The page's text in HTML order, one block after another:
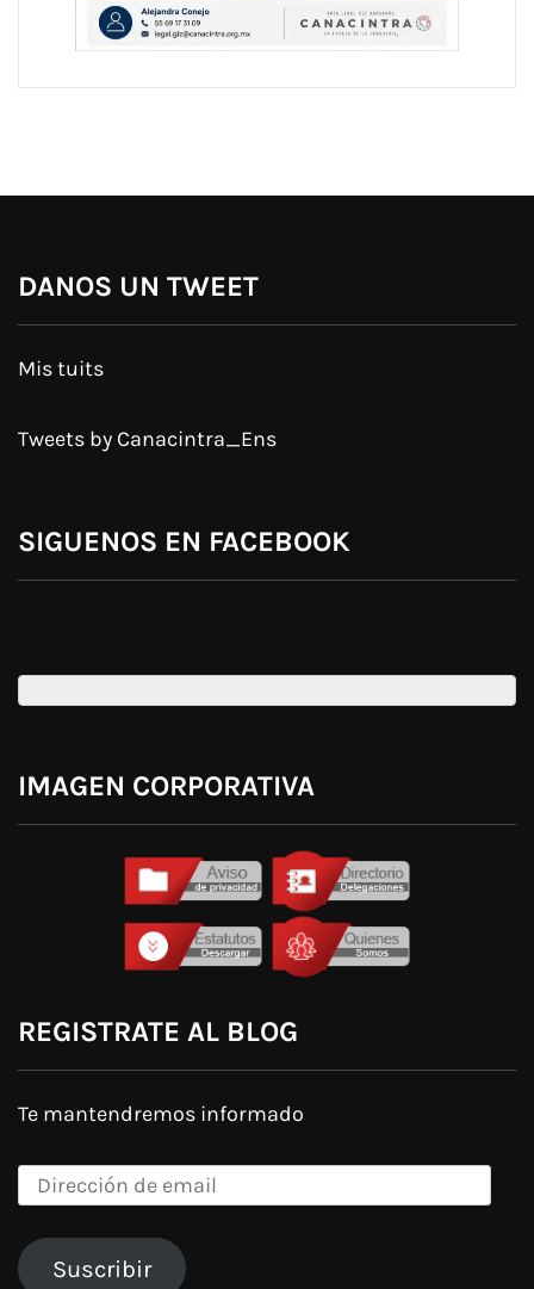
DANOS UN TWEET
Mis tuits
Tweets by Canacintra_Ens
SIGUENOS EN FACEBOOK
IMAGEN CORPORATIVA
REGISTRATE AL BLOG
Te mantendremos informado
Dirección
emailSuscribir